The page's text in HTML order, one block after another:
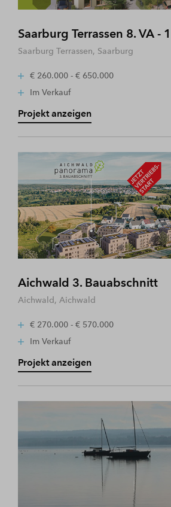
Saarburg Terrassen 8. VA -
Saarburg Terrassen, Saarburg
€ 260.000 - € 650.000
Im Verkauf
Projekt anzeigen
Aichwald 3. Bauabschnitt
Aichwald, Aichwald
€ 270.000 - € 570.000
Im Verkauf
Projekt anzeigen